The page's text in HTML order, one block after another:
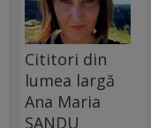
Cititori din
lumea largă
Ana Maria
SANDU